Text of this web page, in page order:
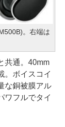
。右端は
共通。40mm
。ボイスコイ
な銅被膜アル
ワフルでタイ